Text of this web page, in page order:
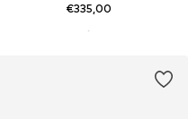
€335,00